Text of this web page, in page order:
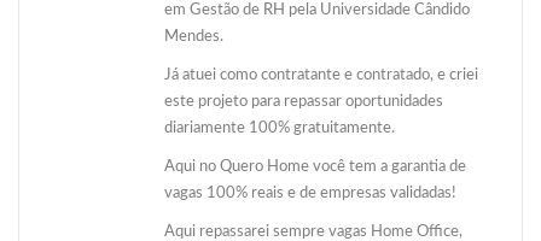
em Gestão de RH pela Universidade Cândido
Mendes.
Já atuei como contratante e contratado, e criei
este projeto para repassar oportunidades
diariamente 100% gratuitamente.
Aqui no Quero Home você tem a garantia de
vagas 100% reais e de empresas validadas!
Aqui repassarei sempre vagas Home Office,